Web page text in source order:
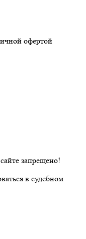
офертой
запрещено!
в судебном